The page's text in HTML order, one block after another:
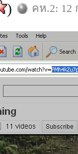
) คห.2: 12